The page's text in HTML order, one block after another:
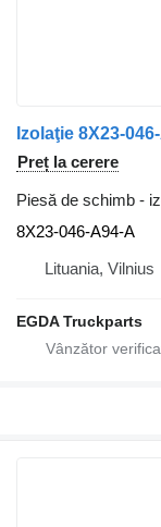
Preț la cerere
Piesă de schimb -
8X23-046-A94-A
Lituania, Vilnius
EGDA Truckparts